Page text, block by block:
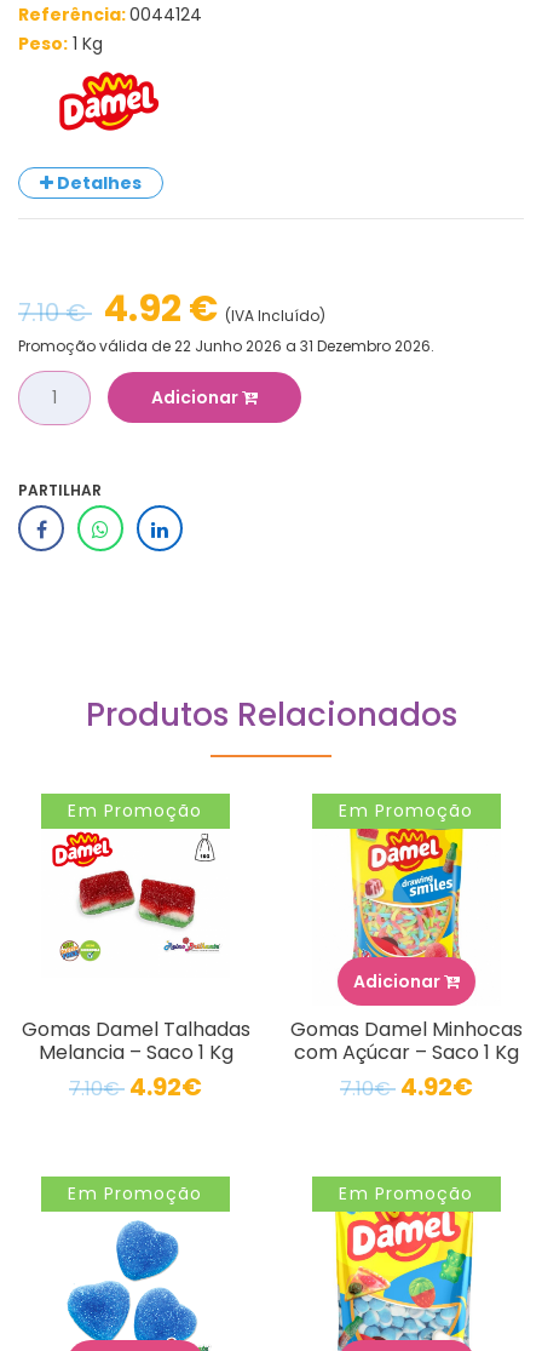
Referência:0044124
Peso: 1 Kg
Detalhes
7.10 € 4.92 € (IVA Incluído)
Promoção válida de 22 Junho 2026 a 31 Dezembro 2026.
Adicionar
PARTILHAR
Produtos Relacionados
Em Promoção
Gomas Damel Talhadas
Melancia – Saco 1 Kg
7.10€ 4.92€
Em Promoção
Adicionar
Gomas Damel Minhocas
com Açúcar – Saco 1 Kg
7.10€ 4.92€
Em Promoção Em Promoção